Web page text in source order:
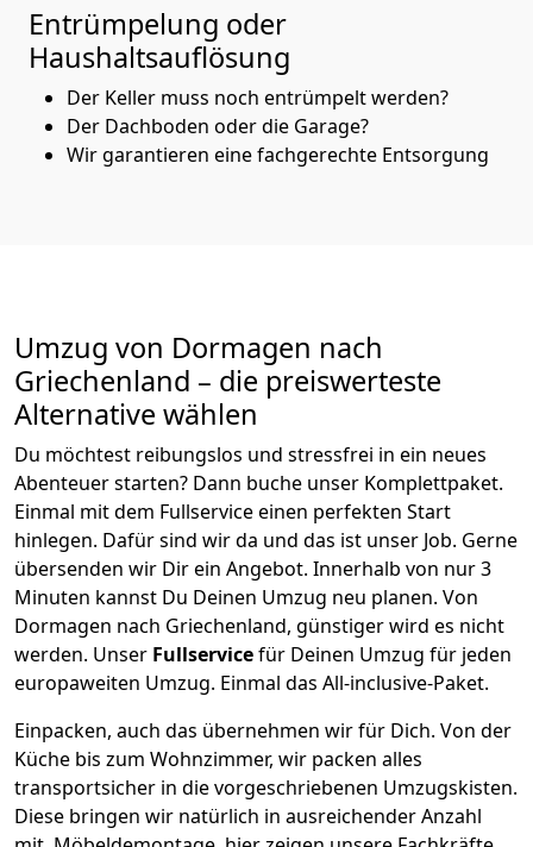
Entrümpelung oder
Haushaltsauflösung
Der Keller muss noch entrümpelt werden?
Der Dachboden oder die Garage?
Wir garantieren eine fachgerechte Entsorgung
Umzug von Dormagen nach
Griechenland – die preiswerteste
Alternative wählen
Du möchtest reibungslos und stressfrei in ein neues
Abenteuer starten? Dann buche unser Komplettpaket.
Einmal mit dem Fullservice einen perfekten Start
hinlegen. Dafür sind wir da und das ist unser Job. Gerne
übersenden wir Dir ein Angebot. Innerhalb von nur3
Minuten kannst Du Deinen Umzug neu planen. Von
Dormagen nach Griechenland, günstiger wird es nicht
werden. Unser Fullservicefür Deinen Umzug für jeden
europaweiten Umzug. Einmal das All-inclusive-Paket.
Einpacken, auch das übernehmen wir für Dich. Von der
Küche bis zum Wohnzimmer, wir packen alles
transportsicher in die vorgeschriebenen Umzugskisten.
Diese bringen wir natürlich in ausreichender Anzahl